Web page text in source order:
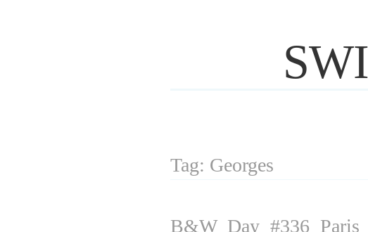
Tag: Georges
B&W Day #336 Paris